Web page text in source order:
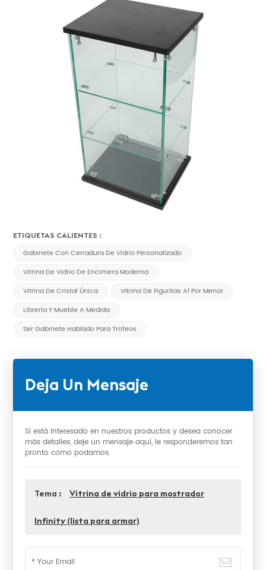
ETIQUETAS CALIENTES :
Gabinete Con Cerradura De Vidrio Personalizado
Vitrina De Vidrio De Encimera Moderna
Vitrina De Cristal Única
Vitrina De Figuritas Al Por Menor
Librería Y Mueble A Medida
Ser Gabinete Hablado Para Trofeos
Deja Un Mensaje
Si está interesado en nuestros productos y desea conocer
más detalles, deje un mensaje aquí, le responderemos tan
pronto como podamos.
Tema : Vitrina de vidrio para mostrador
Infinity (lista para armar)